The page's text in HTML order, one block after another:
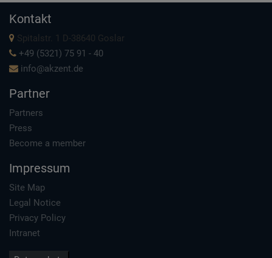
Kontakt
Spitalstr. 1 D-38640 Goslar
+49 (5321) 75 91 - 40
info@akzent.de
Partner
Partners
Press
Become a member
Impressum
Site Map
Legal Notice
Privacy Policy
Intranet